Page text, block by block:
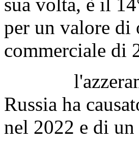
per un valore di
commerciale di
Russia ha
nel 2022 e di